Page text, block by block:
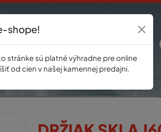
NovinkyO násPredajňaKontakt
shope!
stránke sú platné výhradne pre online
od cien v našej kamennej predajni.